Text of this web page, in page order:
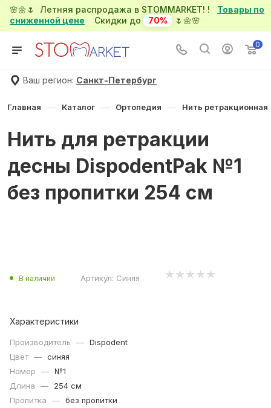
🌸🌼🌷 Летняя распродажа в STOMMARKET! ! Товары по
сниженной цене Скидки до 70% 🌷🌼🌸
0
Ваш регион: Санкт-Петербург
Главная — Каталог — Ортопедия — Нить ретракционная
Нить для ретракции
десны DispodentPak №1
без пропитки 254 см
В наличии Артикул: Синяя
Характеристики
Производитель — Dispodent
Цвет — синяя
Номер
—
№1
Длина
—
254 см
Пропитка
— без пропитки